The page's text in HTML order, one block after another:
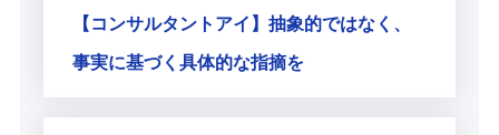
【コンサルタントアイ】抽象的ではなく、
事実に基づく具体的な指摘を